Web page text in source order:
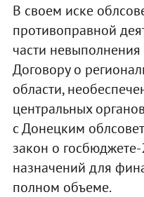
В своем иске
противоправной
части невыполнения
Договору о
области,
центральных
с Донецким
закон о
назначений для
полном объеме.